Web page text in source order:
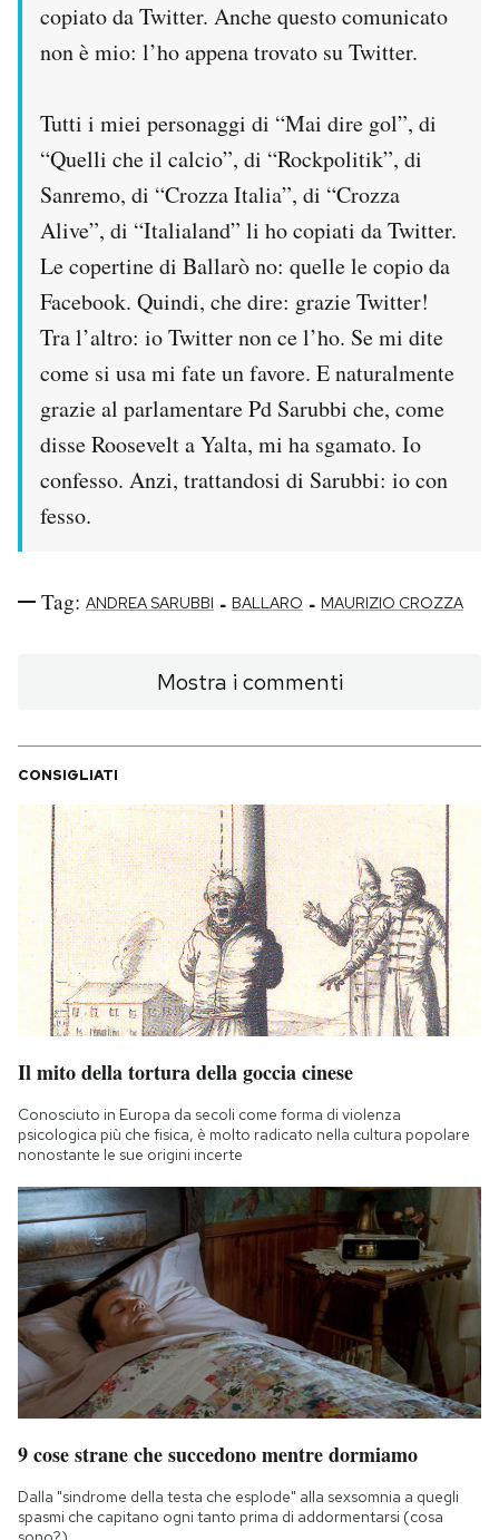
CALENDARIO
Area Personale
Newsletter
Notifiche mobile
Regala il Post
Esci
copiato da Twitter. Anche questo comunicato
non è mio: l’ho appena trovato su Twitter.
Tutti i miei personaggi di “Mai dire gol”, di
“Quelli che il calcio”, di “Rockpolitik”, di
Sanremo, di “Crozza Italia”, di “Crozza
Alive”, di “Italialand” li ho copiati da Twitter.
Le copertine di Ballarò no: quelle le copio da
Facebook. Quindi, che dire: grazie Twitter!
Tra l’altro: io Twitter non ce l’ho. Se mi dite
come si usa mi fate un favore. E naturalmente
grazie al parlamentare Pd Sarubbi che, come
disse Roosevelt a Yalta, mi ha sgamato. Io
confesso. Anzi, trattandosi di Sarubbi: io con
fesso.
Tag: ANDREA SARUBBI - BALLARO - MAURIZIO CROZZA
Mostra i commenti
CONSIGLIATI
Il mito della tortura della goccia cinese
Conosciuto in Europa da secoli come forma di violenza
psicologica più che fisica, è molto radicato nella cultura popolare
nonostante le sue origini incerte
9 cose strane che succedono mentre dormiamo
Dalla "sindrome della testa che esplode" alla sexsomnia a quegli
spasmi che capitano ogni tanto prima di addormentarsi (cosa